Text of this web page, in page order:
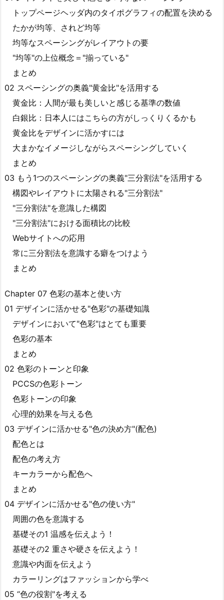
トップページヘッダ内のタイポグラフィの配置を決める
たかが均等、されど均等
均等なスペーシングがレイアウトの要
"均等"の上位概念＝"揃っている"
まとめ
02 スペーシングの奥義"黄金比"を活用する
黄金比：人間が最も美しいと感じる基準の数値
白銀比：日本人にはこちらの方がしっくりくるかも
黄金比をデザインに活かすには
大まかなイメージしながらスペーシングしていく
まとめ
03 もう1つのスペーシングの奥義"三分割法"を活用する
構図やレイアウトに太陽される"三分割法"
"三分割法"を意識した構図
"三分割法"における面積比の比較
Webサイトへの応用
常に三分割法を意識する癖をつけよう
まとめ
Chapter 07 色彩の基本と使い方
01 デザインに活かせる"色彩"の基礎知識
デザインにおいて"色彩"はとても重要
色彩の基本
まとめ
02 色彩のトーンと印象
PCCSの色彩トーン
色彩トーンの印象
心理的効果を与える色
03 デザインに活かせる"色の決め方"(配色)
配色とは
配色の考え方
キーカラーから配色へ
まとめ
04 デザインに活かせる"色の使い方"
周囲の色を意識する
基礎その1 温感を伝えよう！
基礎その2 重さや硬さを伝えよう！
意識や内面を伝えよう
カラーリングはファッションから学べ
05 “色の役割"を考える